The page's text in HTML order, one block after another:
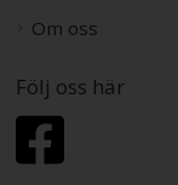
Om oss
Följ oss här